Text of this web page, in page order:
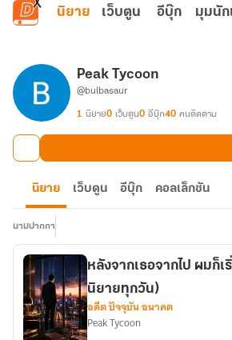
ข้ามไปยังเนื้อหาหลัก
นิยาย เว็บตูน อีบุ๊ก มุมนัก
Peak Tycoon
@bulbasaur
1 นิยาย0 เว็บตูน0 อีบุ๊ก40 คนติดตาม
นิยาย เว็บตูน อีบุ๊ก คอลเล็กชัน
นามปากกา
หลังจากเธอจากไป ผมก็
นิยายทุกวัน)
อดีต ปัจจุบัน อนาคต
Peak Tycoon